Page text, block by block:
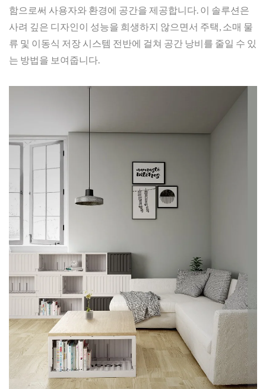
함으로써 사용자와 환경에 공간을 제공합니다. 이 솔루션은
사려 깊은 디자인이 성능을 희생하지 않으면서 주택, 소매 물
류 및 이동식 저장 시스템 전반에 걸쳐 공간 낭비를 줄일 수 있
는 방법을 보여줍니다.